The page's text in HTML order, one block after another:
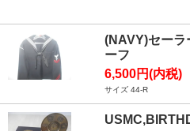
(NAVY)セーラ
ーフ
6,500円(内税)
サイズ 44-R